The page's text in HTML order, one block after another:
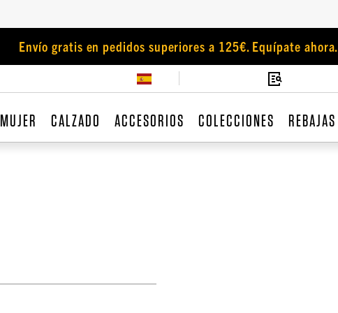
Envío gratis en pedidos superiores a 125€. Equípate ahora.
MUJER CALZADO ACCESORIOS COLECCIONES REBAJAS